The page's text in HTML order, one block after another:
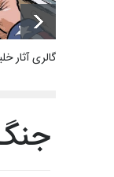
گالری آثار